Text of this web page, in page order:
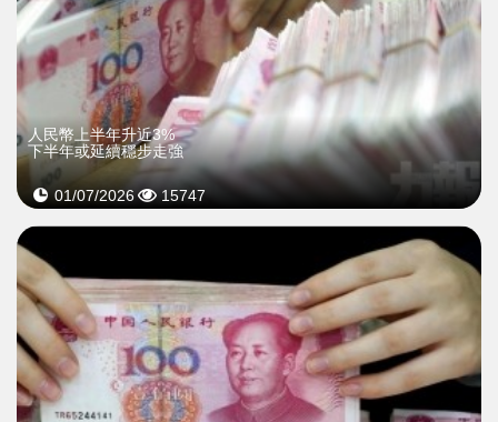
人民幣上半年升近3%
下半年或延續穩步走強
01/07/2026 15747